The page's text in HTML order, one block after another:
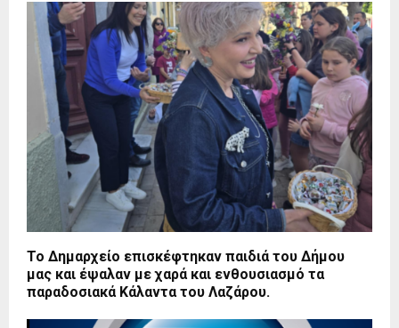
Το Δημαρχείο επισκέφτηκαν παιδιά του Δήμου
μας και έψαλαν με χαρά και ενθουσιασμό τα
παραδοσιακά Κάλαντα του Λαζάρου.